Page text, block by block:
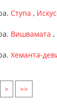
Ступа ,
Вишвамата ,
Хеманта-
> >>